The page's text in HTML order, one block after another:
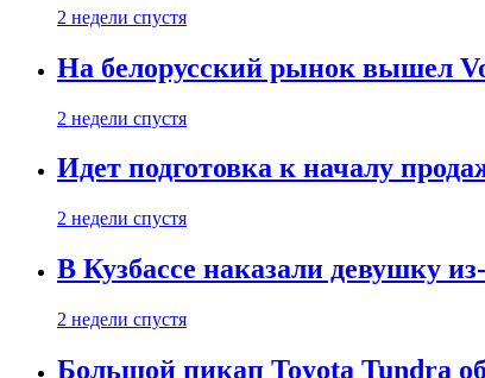
2 недели спустя
На белорусский рынок вышел
2 недели спустя
Идет подготовка к началу
2 недели спустя
В Кузбассе наказали девушку
2 недели спустя
Большой пикап Toyota Tundra